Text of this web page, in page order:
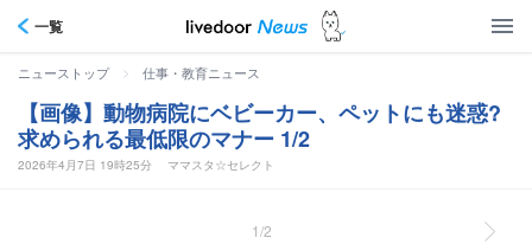
一覧
ニューストップ > 仕事・教育ニュース
【画像】動物病院にベビーカー、ペットにも迷惑?
求められる最低限のマナー 1/2
2026年4月7日 19時25分 ママスタ☆セレクト
1/2